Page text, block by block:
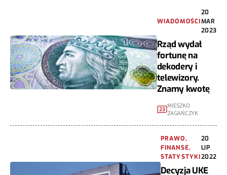
WIADOMOŚCI
20
MAR
2023
Rząd wydał
fortunę na
dekodery i
telewizory.
Znamy kwotę
23 MIESZKO
ZAGAŃCZYK
PRAWO,
FINANSE,
STATYSTYKI
20
LIP
2022
Decyzja UKE